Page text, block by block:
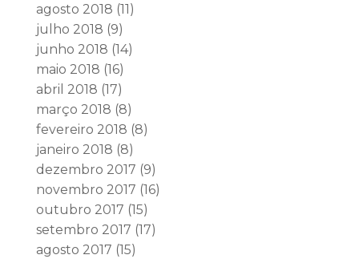
agosto 2018 (11)
julho 2018 (9)
junho 2018 (14)
maio 2018 (16)
abril 2018 (17)
março 2018 (8)
fevereiro 2018 (8)
janeiro 2018 (8)
dezembro 2017 (9)
novembro 2017 (16)
outubro 2017 (15)
setembro 2017 (17)
agosto 2017 (15)